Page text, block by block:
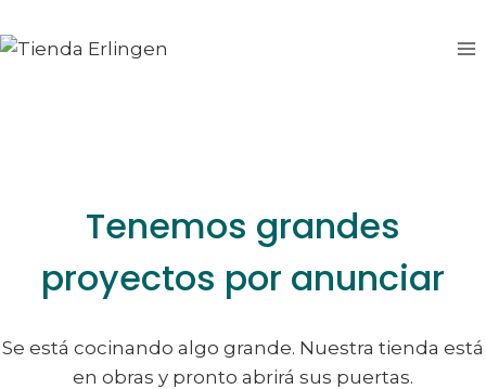
al
al
Tenemos grandes
proyectos por anunciar
Se está cocinando algo grande. Nuestra tienda está
en obras y pronto abrirá sus puertas.